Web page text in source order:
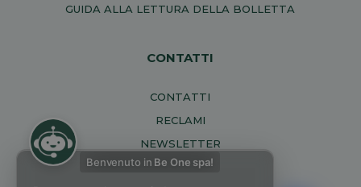
GUIDA ALLA LETTURA DELLA BOLLETTA
CONTATTI
CONTATTI
RECLAMI
NEWSLETTER
Benvenuto in Be One spa!